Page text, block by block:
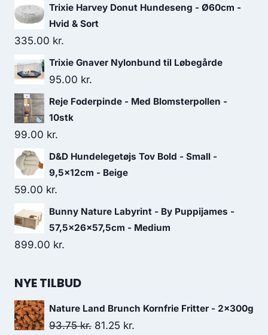
Trixie Harvey Donut Hundeseng - Ø60cm -
Hvid & Sort
335.00 kr.
Trixie Gnaver Nylonbund til Løbegårde
95.00 kr.
Reje Foderpinde - Med Blomsterpollen -
10stk
99.00 kr.
D&D Hundelegetøjs Tov Bold - Small -
9,5x12cm - Beige
59.00 kr.
Bunny Nature Labyrint - By Puppijames -
57,5x26x57,5cm - Medium
899.00 kr.
NYE TILBUD
Nature Land Brunch Kornfrie Fritter - 2x300g
93.75kr. Den
81.25 kr.